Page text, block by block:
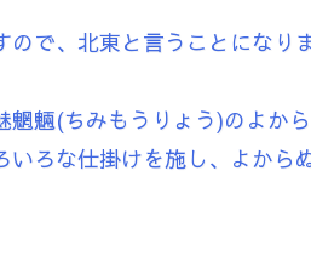
で、北東と言うことになりま
魎(ちみもうりょう)のよか
ろな仕掛けを施し、よから